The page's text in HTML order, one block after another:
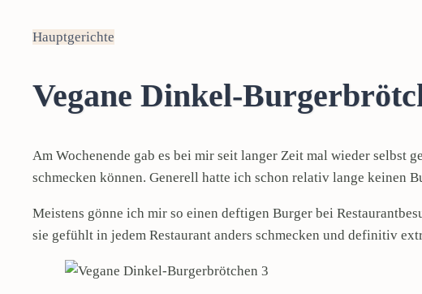
Hauptgerichte
Vegane Dinkel-
Am Wochenende gab es bei mir seit langer Zeit mal wieder selbst
schmecken können. Generell hatte ich schon relativ lange keinen
Meistens gönne ich mir so einen deftigen Burger bei
sie gefühlt in jedem Restaurant anders schmecken und definitiv